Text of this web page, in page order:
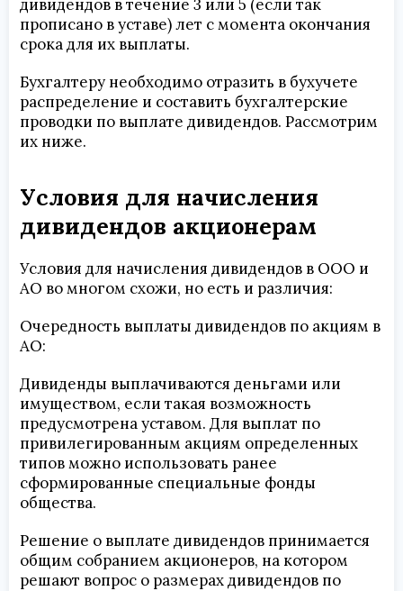
дивидендов в течение 3 или 5 (если так
прописано в уставе) лет с момента окончания
срока для их выплаты.
Бухгалтеру необходимо отразить в бухучете
распределение и составить бухгалтерские
проводки по выплате дивидендов. Рассмотрим
их ниже.
Условия для начисления
дивидендов акционерам
Условия для начисления дивидендов в ООО и
АО во многом схожи, но есть и различия:
Очередность выплаты дивидендов по акциям в
АО:
Дивиденды выплачиваются деньгами или
имуществом, если такая возможность
предусмотрена уставом. Для выплат по
привилегированным акциям определенных
типов можно использовать ранее
сформированные специальные фонды
общества.
Решение о выплате дивидендов принимается
общим собранием акционеров, на котором
решают вопрос о размерах дивидендов по